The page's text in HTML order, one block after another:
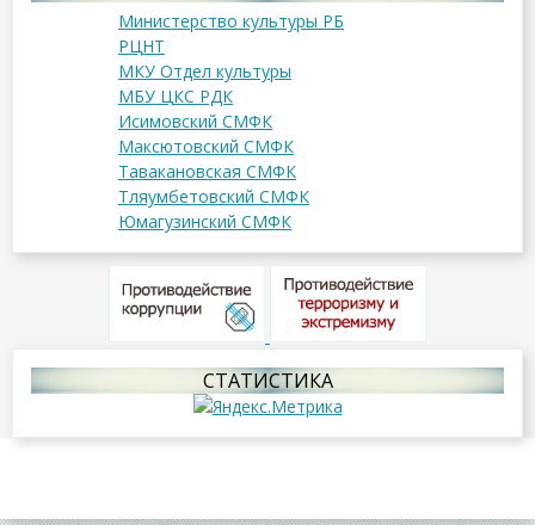
Министерство культуры РБ
РЦНТ
МКУ Отдел культуры
МБУ ЦКС РДК
Исимовский СМФК
Максютовский СМФК
Тавакановская СМФК
Тляумбетовский СМФК
Юмагузинский СМФК
СТАТИСТИКА